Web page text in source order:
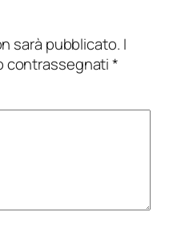
sarà pubblicato. I
contrassegnati*